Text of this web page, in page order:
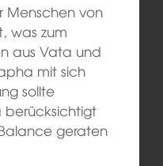
Menschen von
was zum
aus Vata und
mit sich
sollte
berücksichtigt
geraten